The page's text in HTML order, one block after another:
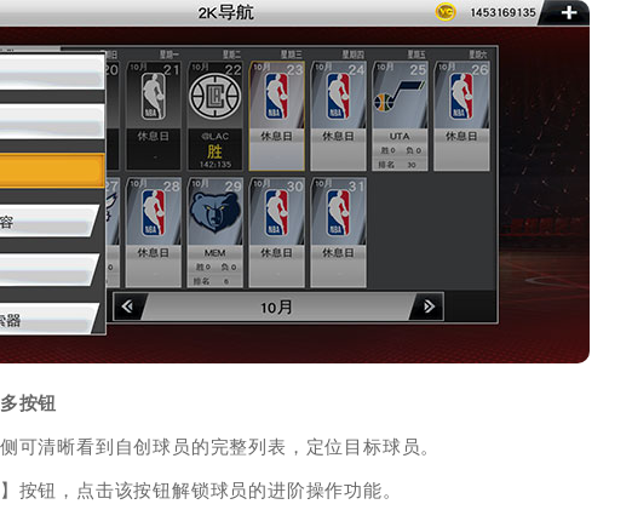
按钮
可清晰看到自创球员的完整列表，定位目标球员。
按钮，点击该按钮解锁球员的进阶操作功能。